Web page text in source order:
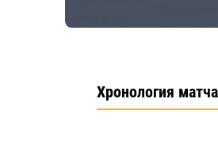
Хронология матча